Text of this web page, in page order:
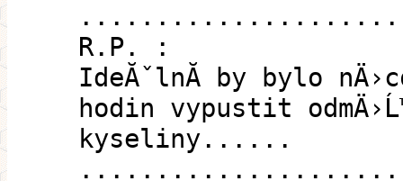
R.P. :
IdeĂˇlnĂ­ by bylo
hodin vypustit
kyseliny......